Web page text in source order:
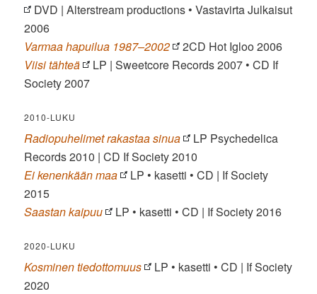
DVD | Alterstream productions • Vastavirta Julkaisut
2006
Varmaa hapuilua 1987–2002
2CD Hot Igloo 2006
Viisi tähteä
LP | Sweetcore Records 2007 • CD If
Society 2007
2010-LUKU
Radiopuhelimet rakastaa sinua
LP Psychedelica
Records 2010 | CD If Society 2010
Ei kenenkään maa
LP • kasetti • CD | If Society
2015
Saastan kaipuu
LP • kasetti • CD | If Society 2016
2020-LUKU
Kosminen tiedottomuus
LP • kasetti • CD | If Society
2020